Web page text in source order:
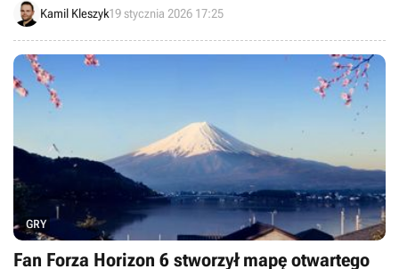
naprawdę nie zamierza zwalniać.
Kamil Kleszyk19 stycznia 2026 17:25
GRY
Fan Forza Horizon 6 stworzył mapę otwartego